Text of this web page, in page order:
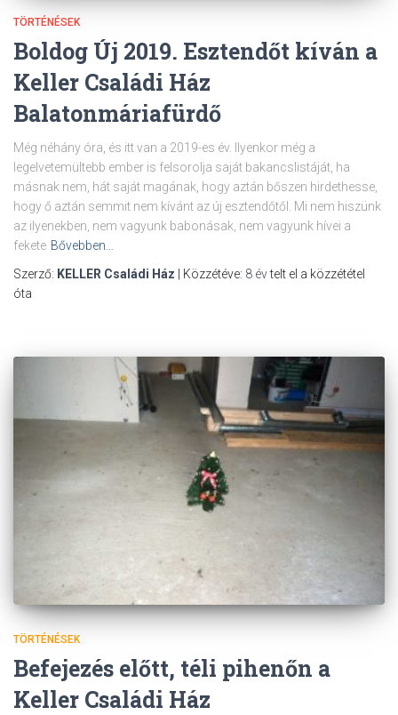
TÖRTÉNÉSEK
Boldog Új 2019. Esztendőt kíván a
Keller Családi Ház
Balatonmáriafürdő
Még néhány óra, és itt van a 2019-es év. Ilyenkor még a
legelvetemültebb ember is felsorolja saját bakancslistáját, ha
másnak nem, hát saját magának, hogy aztán bőszen hirdethesse,
hogy ő aztán semmit nem kívánt az új esztendőtől. Mi nem hiszünk
az ilyenekben, nem vagyunk babonásak, nem vagyunk hívei a
fekete Bővebben…
Szerző: KELLER Családi Ház | Közzétéve: 8 évtelt el a közzététel
óta
TÖRTÉNÉSEK
Befejezés előtt, téli pihenőn a
Keller Családi Ház